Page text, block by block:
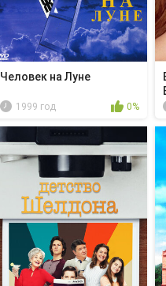
Человек на Луне
1999 год 0%